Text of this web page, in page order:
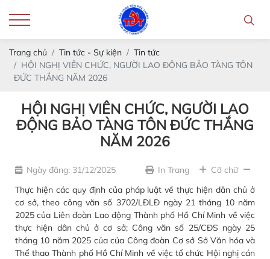
Trang chủ Tin tức - Sự kiện
Tin tức
HỘI NGHỊ VIÊN CHỨC, NGƯỜI LAO ĐỘNG BẢO TÀNG TÔN
ĐỨC THẮNG NĂM 2026
HỘI NGHỊ VIÊN CHỨC, NGƯỜI LAO
ĐỘNG BẢO TÀNG TÔN ĐỨC THẮNG
NĂM 2026
Ngày đăng: 31/12/2025 In Trang
Cỡ chữ
Thực hiện các quy định của pháp luật về thực hiện dân chủ ở
cơ sở, theo công văn số 3702/LĐLĐ ngày 21 tháng 10 năm
2025 của Liên đoàn Lao động Thành phố Hồ Chí Minh về việc
thực hiện dân chủ ở cơ sở; Công văn số 25/CĐS ngày 25
tháng 10 năm 2025 của của Công đoàn Cơ sở Sở Văn hóa và
Thể thao Thành phố Hồ Chí Minh về việc tổ chức Hội nghị cán